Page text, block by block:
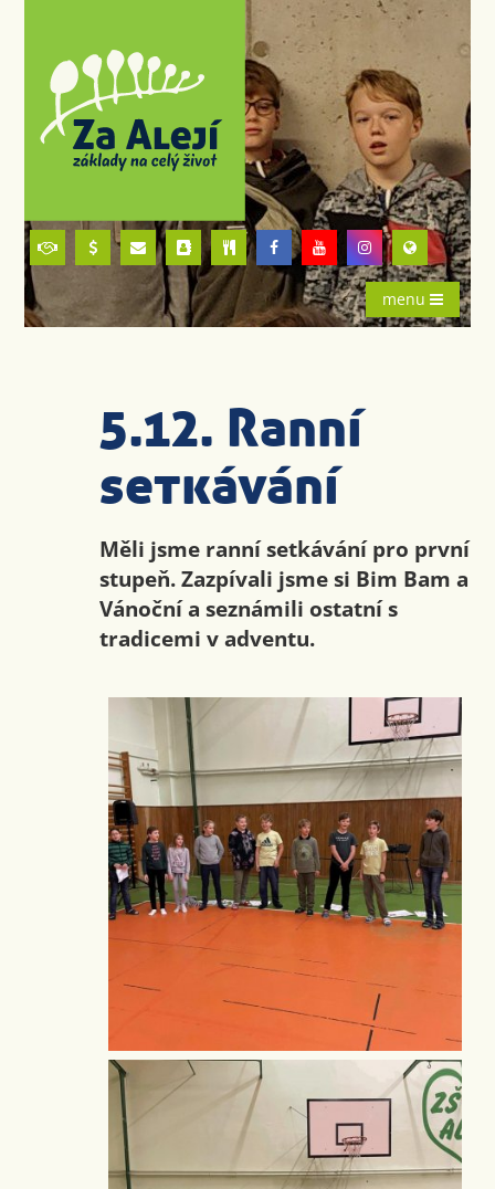
menu
5.12. Ranní
setkávání
Měli jsme ranní setkávání pro první
stupeň. Zazpívali jsme si Bim Bam a
Vánoční a seznámili ostatní s
tradicemi v adventu.